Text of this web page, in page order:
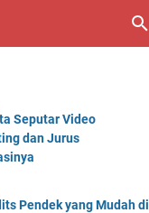
Seputar Video
dan Jurus
Pendek yang Mudah di